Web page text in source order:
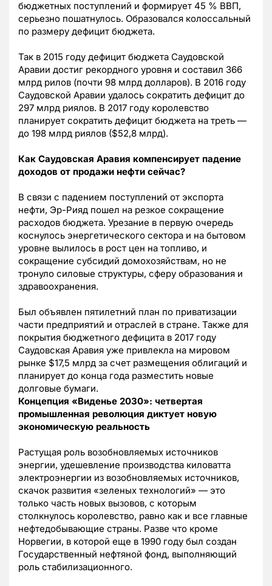
бюджетных поступлений и формирует 45 % ВВП,
серьезно пошатнулось. Образовался колоссальный
по размеру дефицит бюджета.
Так в 2015 году дефицит бюджета Саудовской
Аравии достиг рекордного уровня и составил 366
млрд рилов (почти 98 млрд долларов). В 2016 году
Саудовской Аравии удалось сократить дефицит до
297 млрд риялов. В 2017 году королевство
планирует сократить дефицит бюджета на треть —
до 198 млрд риялов ($52,8 млрд).
Как Саудовская Аравия компенсирует падение
доходов от продажи нефти сейчас?
В связи с падением поступлений от экспорта
нефти, Эр-Рияд пошел на резкое сокращение
расходов бюджета. Урезание в первую очередь
коснулось энергетического сектора и на бытовом
уровне вылилось в рост цен на топливо, и
сокращение субсидий домохозяйствам, но не
тронуло силовые структуры, сферу образования и
здравоохранения.
Был объявлен пятилетний план по приватизации
части предприятий и отраслей в стране. Также для
покрытия бюджетного дефицита в 2017 году
Саудовская Аравия уже привлекла на мировом
рынке $17,5 млрд за счет размещения облигаций и
планирует до конца года разместить новые
долговые бумаги.
Концепция «Виденье 2030»: четвертая
промышленная революция диктует новую
экономическую реальность
Растущая роль возобновляемых источников
энергии, удешевление производства киловатта
электроэнергии из возобновляемых источников,
скачок развития «зеленых технологий» — это
только часть новых вызовов, с которым
столкнулось королевство, равно как и все главные
нефтедобывающие страны. Разве что кроме
Норвегии, в которой еще в 1990 году был создан
Государственный нефтяной фонд, выполняющий
роль стабилизационного.